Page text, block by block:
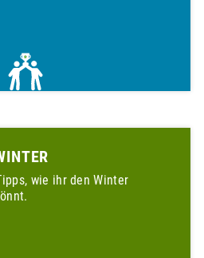
wie ihr den Winter